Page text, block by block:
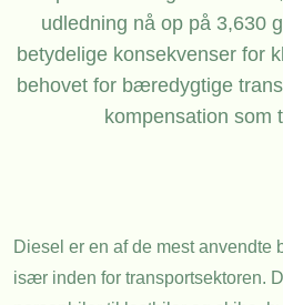
udledning nå op på 3,630
betydelige konsekvenser for
behovet for bæredygtige
kompensation som
Diesel er en af de mest anvendte
især inden for transportsektoren.